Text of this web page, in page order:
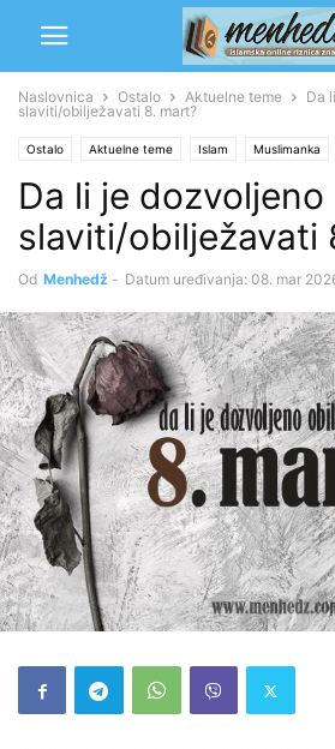
Naslovnica Ostalo Aktuelne teme
Da
slaviti/obilježavati 8. mart?
Ostalo Aktuelne teme Islam Muslimanka
Da li je dozvoljeno
slaviti/obilježavati
Od Menhedž - Datum uređivanja: 08. mar